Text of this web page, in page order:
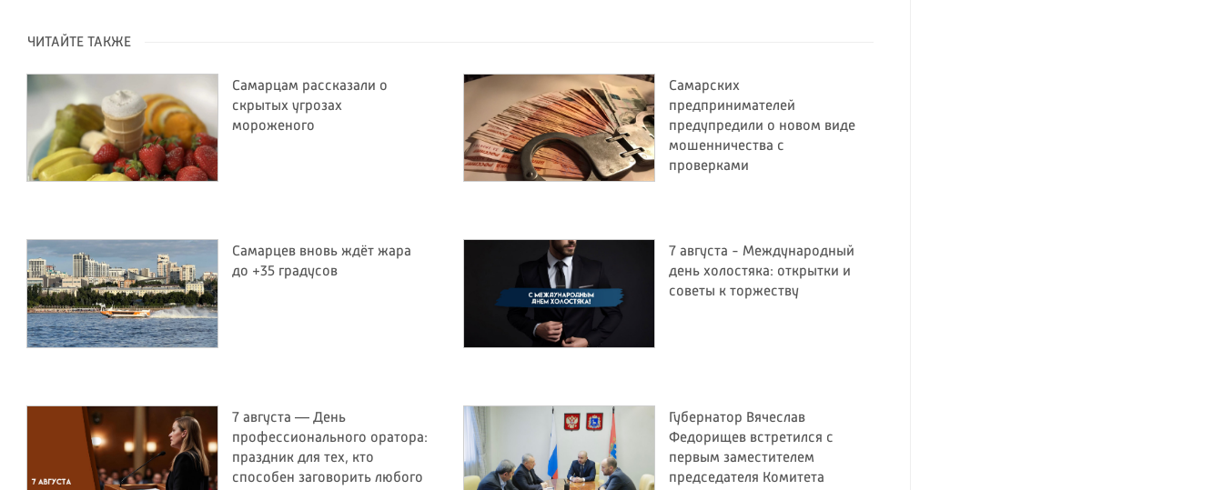
ЧИТАЙТЕ ТАКЖЕ
Самарцам рассказали о
скрытых угрозах
мороженого
Самарских
предпринимателей
предупредили о новом виде
мошенничества с
проверками
Самарцев вновь ждёт жара
до +35 градусов
7 августа - Международный
день холостяка: открытки и
советы к торжеству
7 августа — День
профессионального оратора:
праздник для тех, кто
способен заговорить любого
Губернатор Вячеслав
Федорищев встретился с
первым заместителем
председателя Комитета